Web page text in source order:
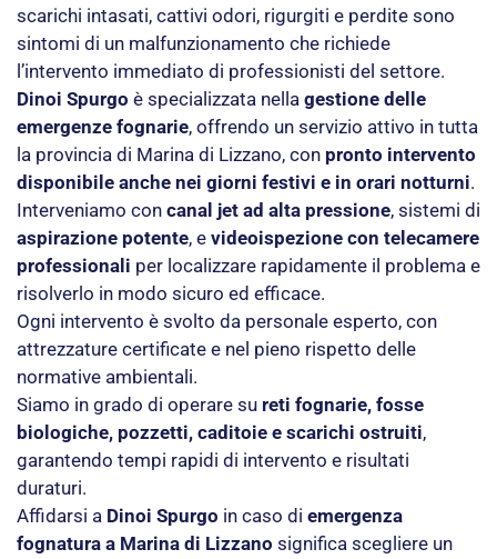
scarichi intasati, cattivi odori, rigurgiti e perdite sono
sintomi di un malfunzionamento che richiede
l’intervento immediato di professionisti del settore.
Dinoi Spurgo è specializzata nella gestione delle
emergenze fognarie, offrendo un servizio attivo in tutta
la provincia di Marina di Lizzano, con pronto intervento
disponibile anche nei giorni festivi e in orari notturni.
Interveniamo con canal jet ad alta pressione, sistemi di
aspirazione potente, e videoispezione con telecamere
professionali per localizzare rapidamente il problema e
risolverlo in modo sicuro ed efficace.
Ogni intervento è svolto da personale esperto, con
attrezzature certificate e nel pieno rispetto delle
normative ambientali.
Siamo in grado di operare su reti fognarie, fosse
biologiche, pozzetti, caditoie e scarichi ostruiti,
garantendo tempi rapidi di intervento e risultati
duraturi.
Affidarsi a Dinoi Spurgo in caso di emergenza
fognatura a Marina di Lizzano significa scegliere un